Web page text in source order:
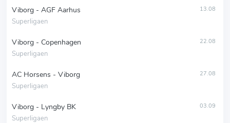
Viborg - AGF Aarhus
Superligaen
13.08
Viborg - Copenhagen
Superligaen
22.08
AC Horsens - Viborg
Superligaen
27.08
Viborg - Lyngby BK
Superligaen
03.09